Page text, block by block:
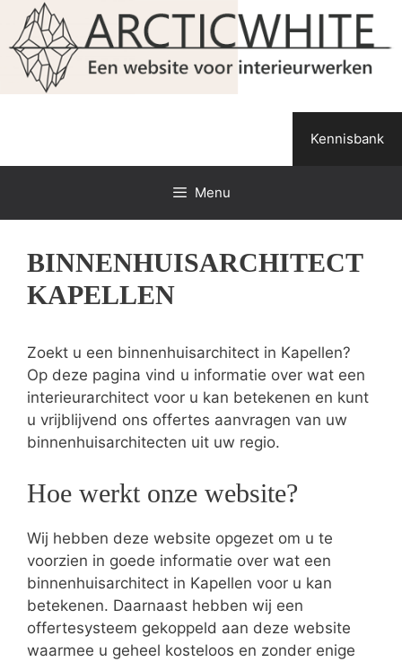
Spring
naar
de
inhoud
Kennisbank
Menu
BINNENHUISARCHITECT
KAPELLEN
Zoekt u een binnenhuisarchitect in Kapellen?
Op deze pagina vind u informatie over wat een
interieurarchitect voor u kan betekenen en kunt
u vrijblijvend ons offertes aanvragen van uw
binnenhuisarchitecten uit uw regio.
Hoe werkt onze website?
Wij hebben deze website opgezet om u te
voorzien in goede informatie over wat een
binnenhuisarchitect in Kapellen voor u kan
betekenen. Daarnaast hebben wij een
offertesysteem gekoppeld aan deze website
waarmee u geheel kosteloos en zonder enige